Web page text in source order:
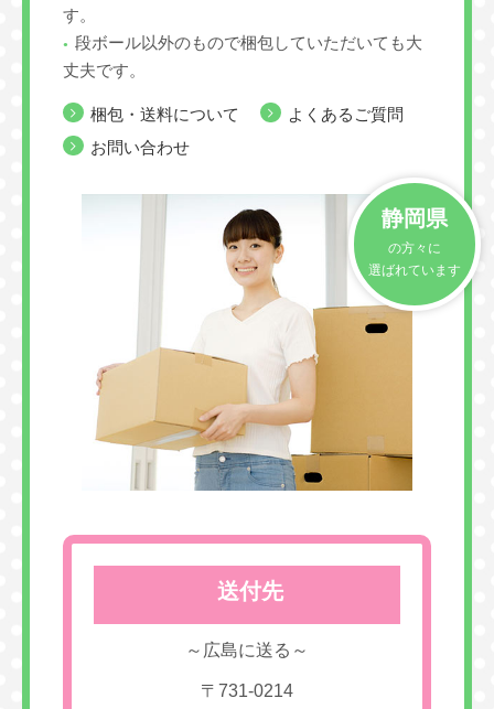
す。
段ボール以外のもので梱包していただいても大
丈夫です。
梱包・送料について
よくあるご質問
お問い合わせ
静岡県
の方々に
選ばれています
送付先
～広島に送る～
〒731-0214